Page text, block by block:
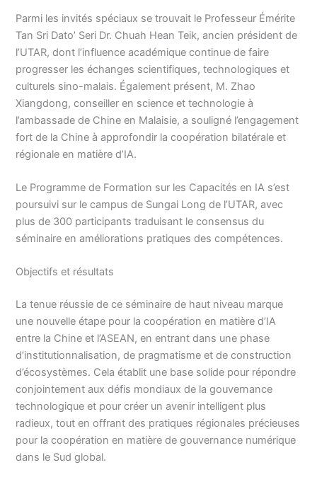
Parmi les invités spéciaux se trouvait le Professeur Émérite
Tan Sri Dato’ Seri Dr. Chuah Hean Teik, ancien président de
l’UTAR, dont l’influence académique continue de faire
progresser les échanges scientifiques, technologiques et
culturels sino-malais. Également présent, M. Zhao
Xiangdong, conseiller en science et technologie à
l’ambassade de Chine en Malaisie, a souligné l’engagement
fort de la Chine à approfondir la coopération bilatérale et
régionale en matière d’IA.
Le Programme de Formation sur les Capacités en IA s’est
poursuivi sur le campus de Sungai Long de l’UTAR, avec
plus de 300 participants traduisant le consensus du
séminaire en améliorations pratiques des compétences.
Objectifs et résultats
La tenue réussie de ce séminaire de haut niveau marque
une nouvelle étape pour la coopération en matière d’IA
entre la Chine et l’ASEAN, en entrant dans une phase
d’institutionnalisation, de pragmatisme et de construction
d’écosystèmes. Cela établit une base solide pour répondre
conjointement aux défis mondiaux de la gouvernance
technologique et pour créer un avenir intelligent plus
radieux, tout en offrant des pratiques régionales précieuses
pour la coopération en matière de gouvernance numérique
dans le Sud global.